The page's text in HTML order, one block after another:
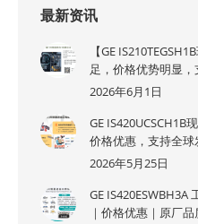
最新资讯
【GE
足，价格优势明显
2026年6月1日
GE IS420UCSCH1B
价格优惠，支持全球
2026年5月25日
GE
｜价格优惠｜原厂